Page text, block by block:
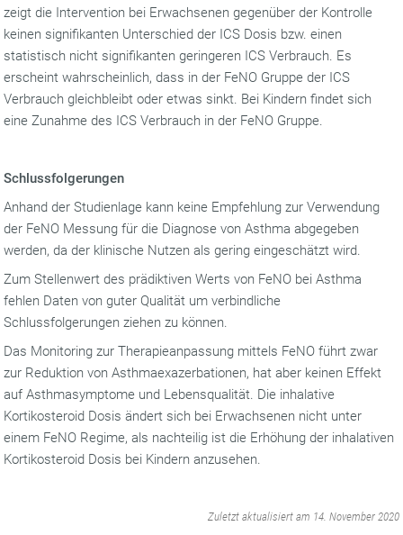
zeigt die Intervention bei Erwachsenen gegenüber der Kontrolle
keinen signifikanten Unterschied der ICS Dosis bzw. einen
statistisch nicht signifikanten geringeren ICS Verbrauch. Es
erscheint wahrscheinlich, dass in der FeNO Gruppe der ICS
Verbrauch gleichbleibt oder etwas sinkt. Bei Kindern findet sich
eine Zunahme des ICS Verbrauch in der FeNO Gruppe.
Schlussfolgerungen
Anhand der Studienlage kann keine Empfehlung zur Verwendung
der FeNO Messung für die Diagnose von Asthma abgegeben
werden, da der klinische Nutzen als gering eingeschätzt wird.
Zum Stellenwert des prädiktiven Werts von FeNO bei Asthma
fehlen Daten von guter Qualität um verbindliche
Schlussfolgerungen ziehen zu können.
Das Monitoring zur Therapieanpassung mittels FeNO führt zwar
zur Reduktion von Asthmaexazerbationen, hat aber keinen Effekt
auf Asthmasymptome und Lebensqualität. Die inhalative
Kortikosteroid Dosis ändert sich bei Erwachsenen nicht unter
einem FeNO Regime, als nachteilig ist die Erhöhung der inhalativen
Kortikosteroid Dosis bei Kindern anzusehen.
Zuletzt aktualisiert am 14. November 2020